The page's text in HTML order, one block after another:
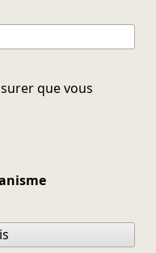
que vous